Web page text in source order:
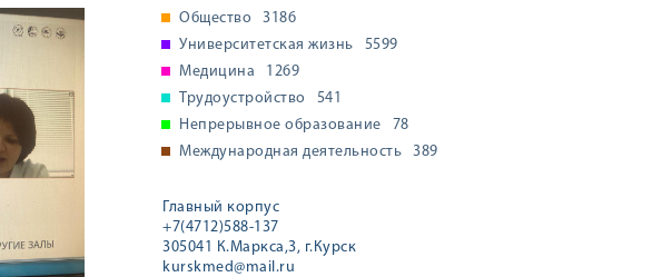
Общество
3186
Университетская жизнь
5599
Медицина
1269
Трудоустройство
541
Непрерывное образование
78
Международная деятельность
389
Главный корпус
+7(4712)588-137
305041 К.Маркса,3, г.Курск
kurskmed@mail.ru